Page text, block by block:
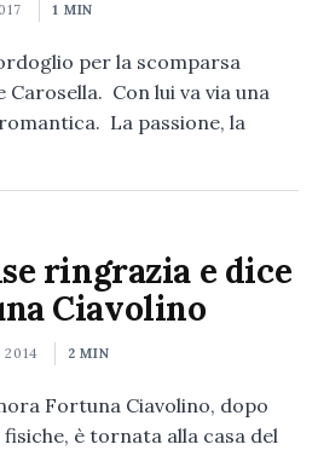
1 MIN
per la scomparsa
Carosella. Con lui va via una
La passione, la
ringrazia e dice
Ciavolino
2 MIN
Fortuna Ciavolino, dopo
è tornata alla casa del